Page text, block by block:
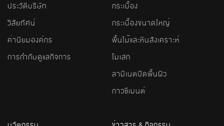
ประวัติบริษัท
วิสัยทัศน์
ค่านิยมองค์กร
การกำกับดูแลกิจการ
กระเบื้อง
กระเบื้องขนาดใหญ่
พื้นไม้และหินสังเคราะห์
โมเสก
ลามิเนตปิดพื้นผิว
กาวซีเมนต์